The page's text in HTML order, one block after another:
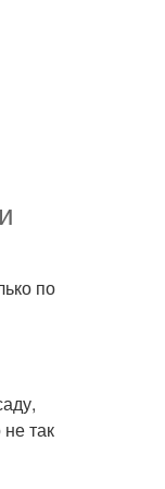
по
так